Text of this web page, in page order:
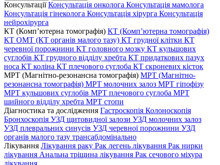
КонсультаціїКонсультація онколога Консультація мамолога
Консультація гінеколога Консультація хірурга Консультація
нейрохірурга
КТ (Комп’ютерна томографія) КТ (Комп’ютерна томографія)
КТ ОМТ (КТ органів малого тазу) КТ грудної клітки КТ
черевної порожнини КТ головного мозку КТ кульшових
суглобів КТ грудного відділу хребта КТ придаткових пазух
носа КТ коліна КТ плечового суглоба КТ скроневих кісток
МРТ (Магнітно-резонансна томографія) МРТ (Магнітно-
резонансна томографія) МРТ молочних залоз МРТ гіпофізу
МРТ кульшових суглобів МРТ плечового суглоба МРТ
шийного відділу хребта МРТ стопи
Діагностика та дослідження Гастроскопія Колоноскопія
Бронхоскопія УЗД щитовидної залози УЗД молочних залоз
УЗД плевральних синусів УЗД черевної порожнини УЗД
органів малого тазу трансабдомінально
Лікування Лікування раку Рак легень лікування Рак нирки
лікування Анальна тріщина лікування Рак сечового міхура